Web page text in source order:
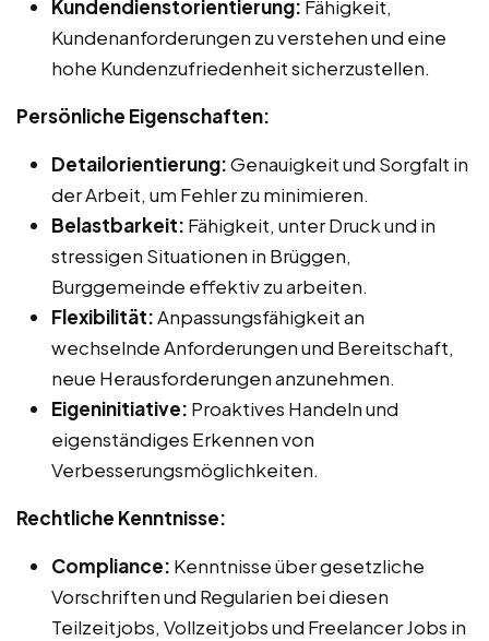
Kundendienstorientierung: Fähigkeit,
Kundenanforderungen zu verstehen und eine
hohe Kundenzufriedenheit sicherzustellen.
Persönliche Eigenschaften:
Detailorientierung:Genauigkeit und Sorgfalt in
der Arbeit, um Fehler zu minimieren.
Belastbarkeit: Fähigkeit, unter Druck und in
stressigen Situationen in Brüggen,
Burggemeinde effektiv zu arbeiten.
Flexibilität:Anpassungsfähigkeit an
wechselnde Anforderungen und Bereitschaft,
neue Herausforderungen anzunehmen.
Eigeninitiative: Proaktives Handeln und
eigenständiges Erkennen von
Verbesserungsmöglichkeiten.
Rechtliche Kenntnisse:
Compliance: Kenntnisse über gesetzliche
Vorschriften und Regularien bei diesen
Teilzeitjobs, Vollzeitjobs und Freelancer Jobs in